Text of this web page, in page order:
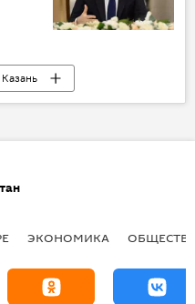
Казань
Греф
ЭКОНОМИКА